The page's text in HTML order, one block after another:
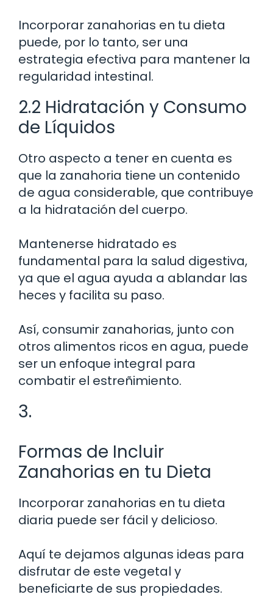
Incorporar zanahorias en tu dieta
puede, por lo tanto, ser una
estrategia efectiva para mantener la
regularidad intestinal.
2.2 Hidratación y Consumo
de Líquidos
Otro aspecto a tener en cuenta es
que la zanahoria tiene un contenido
de agua considerable, que contribuye
a la hidratación del cuerpo.
Mantenerse hidratado es
fundamental para la salud digestiva,
ya que el agua ayuda a ablandar las
heces y facilita su paso.
Así, consumir zanahorias, junto con
otros alimentos ricos en agua, puede
ser un enfoque integral para
combatir el estreñimiento.
3.
Formas de Incluir
Zanahorias en tu Dieta
Incorporar zanahorias en tu dieta
diaria puede ser fácil y delicioso.
Aquí te dejamos algunas ideas para
disfrutar de este vegetal y
beneficiarte de sus propiedades.